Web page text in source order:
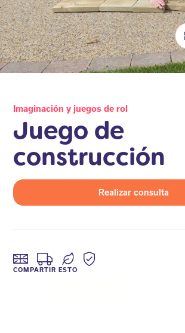
Imaginación y juegos de rol
Juego de
construcción
Realizar consulta
COMPARTIR ESTO